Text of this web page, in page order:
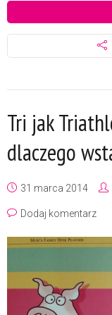
Tri jak
dlaczego
31 marca 2014
Dodaj komentarz